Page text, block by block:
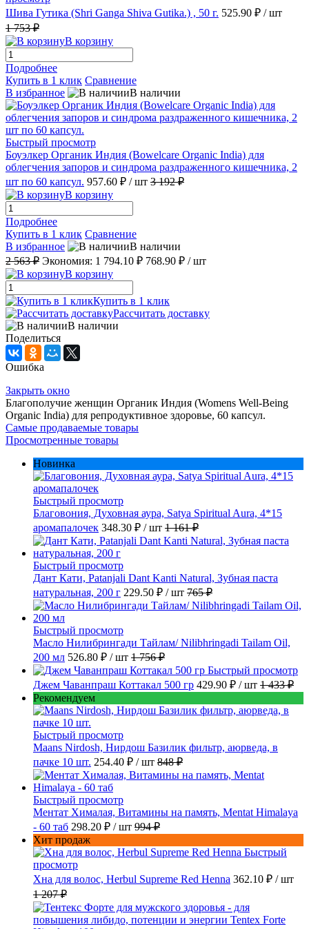
Шива Гутика (Shri Ganga Shiva Gutika.) , 50 г. 525.90 ₽ / шт
1 753 ₽
В корзину
Подробнее
Купить в 1 клик Сравнение
В избранное
В наличии
Быстрый просмотр
Боуэлкер Органик Индия (Bowelcare Organic India) для
облегчения запоров и синдрома раздраженного кишечника, 2
шт по 60 капсул. 957.60 ₽ / шт 3 192 ₽
В корзину
Подробнее
Купить в 1 клик Сравнение
В избранное
В наличии
2 563 ₽ Экономия: 1 794.10 ₽ 768.90 ₽ / шт
В корзину
Купить в 1 клик
Рассчитать доставку
В наличии
Поделиться
Ошибка
Закрыть окно
Благополучие женщин Органик Индия (Womens Well-Being
Organic India) для репродуктивное здоровье, 60 капсул.
Самые продаваемые товары
Просмотренные товары
Новинка
Быстрый просмотр
Благовония, Духовная аура, Satya Spiritual Aura, 4*15
аромапалочек 348.30 ₽ / шт 1 161 ₽
Быстрый просмотр
Дант Кати, Patanjali Dant Kanti Natural, Зубная паста
натуральная, 200 г 229.50 ₽ / шт 765 ₽
Быстрый просмотр
Масло Нилибрингади Тайлам/ Nilibhringadi Tailam Oil,
200 мл 526.80 ₽ / шт 1 756 ₽
Быстрый просмотр
Джем Чаванпраш Коттакал 500 гр 429.90 ₽ / шт 1 433 ₽
Рекомендуем
Быстрый просмотр
Maans Nirdosh, Нирдош Базилик фильтр, аюрведа, в
пачке 10 шт. 254.40 ₽ / шт 848 ₽
Быстрый просмотр
Ментат Хималая, Витамины на память, Mentat Himalaya
- 60 таб 298.20 ₽ / шт 994 ₽
Хит продаж
Быстрый
просмотр
Хна для волос, Herbul Supreme Red Henna 362.10 ₽ / шт
1 207 ₽